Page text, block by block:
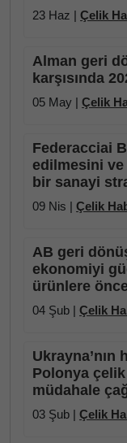
23 Haz | Çelik
Alman geri
karşısında
05 May | Çelik
Federacciai
edilmesini
bir sanayi
09 Nis | Çelik
AB geri
ekonomiyi
ürünlere
04 Şub | Çelik
Ukrayna’nın
Polonya
müdahale
03 Şub | Çelik